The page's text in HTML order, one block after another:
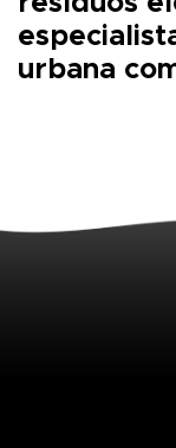
urbana